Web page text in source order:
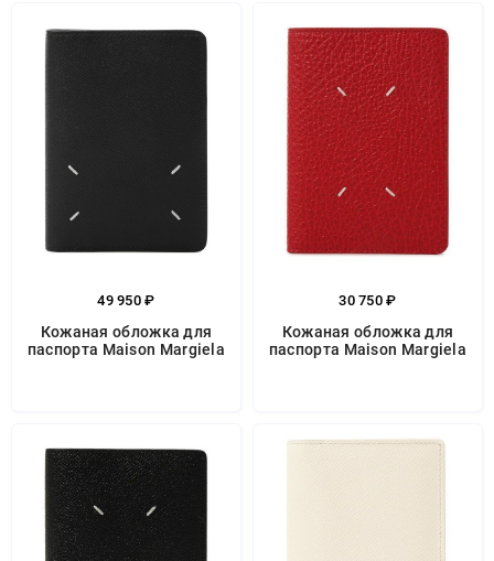
49 950 ₽
Кожаная обложка для
паспорта Maison Margiela
30 750 ₽
Кожаная обложка для
паспорта Maison Margiela